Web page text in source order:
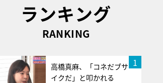
ランキング
RANKING
1
高橋真麻、「コネだブサ
イクだ」と叩かれる